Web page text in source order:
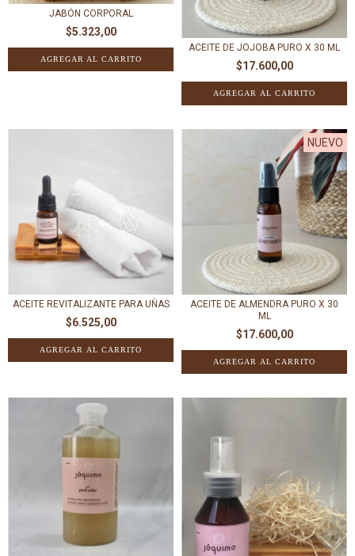
JABÓN CORPORAL
$5.323,00
AGREGAR AL CARRITO
ACEITE DE JOJOBA PURO X 30 ML
$17.600,00
ACEITE REVITALIZANTE PARA UÑAS
$6.525,00
NUEVO
ACEITE DE ALMENDRA PURO X 30
ML
$17.600,00